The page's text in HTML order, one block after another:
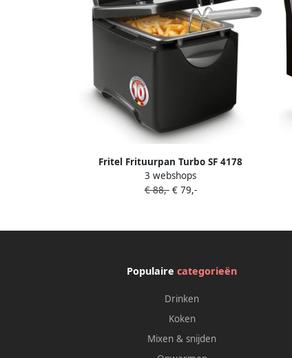
Fritel Frituurpan Turbo SF 4178
Frietketel met Filterdeksel Friteuse
voor Olie + Vast Vet 2-4 pers.
3 webshops
€ 88,-€ 79,-
Populairecategorieën
Drinken
Koken
Mixen & snijden